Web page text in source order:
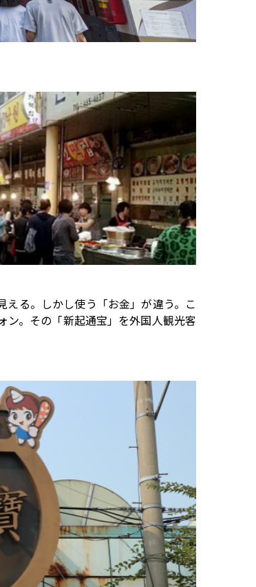
る。しかし使う「お金」が違う。こ
ン。その「新起通宝」を外国人観光客